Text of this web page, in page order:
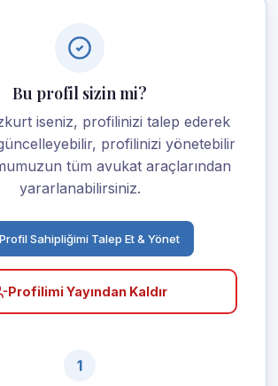
Bu profil sizin mi?
iseniz, profilinizi talep ederek
profilinizi yönetebilir
tüm avukat araçlarından
yararlanabilirsiniz.
Profil Sahipliğimi Talep Et & Yönet
Profilimi Yayından Kaldır
1